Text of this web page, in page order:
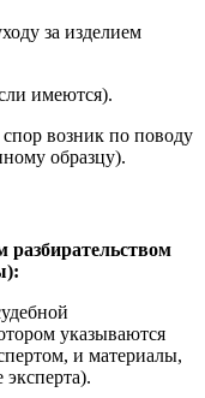
за изделием
имеются).
возник по поводу
образцу).
разбирательством
указываются
и материалы,